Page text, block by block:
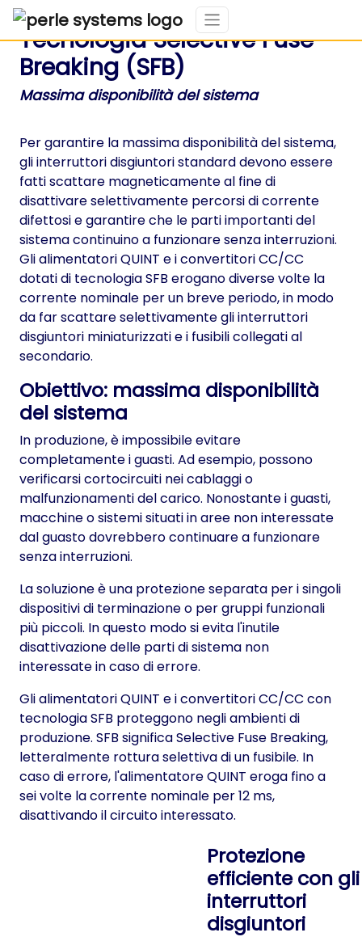
Tecnologia Selective Fuse
Breaking (SFB)
Massima disponibilità del sistema
Per garantire la massima disponibilità del sistema,
gli interruttori disgiuntori standard devono essere
fatti scattare magneticamente al fine di
disattivare selettivamente percorsi di corrente
difettosi e garantire che le parti importanti del
sistema continuino a funzionare senza interruzioni.
Gli alimentatori QUINT e i convertitori CC/CC
dotati di tecnologia SFB erogano diverse volte la
corrente nominale per un breve periodo, in modo
da far scattare selettivamente gli interruttori
disgiuntori miniaturizzati e i fusibili collegati al
secondario.
Obiettivo: massima disponibilità
del sistema
In produzione, è impossibile evitare
completamente i guasti. Ad esempio, possono
verificarsi cortocircuiti nei cablaggi o
malfunzionamenti del carico. Nonostante i guasti,
macchine o sistemi situati in aree non interessate
dal guasto dovrebbero continuare a funzionare
senza interruzioni.
La soluzione è una protezione separata per i singoli
dispositivi di terminazione o per gruppi funzionali
più piccoli. In questo modo si evita l'inutile
disattivazione delle parti di sistema non
interessate in caso di errore.
Gli alimentatori QUINT e i convertitori CC/CC con
tecnologia SFB proteggono negli ambienti di
produzione. SFB significa Selective Fuse Breaking,
letteralmente rottura selettiva di un fusibile. In
caso di errore, l'alimentatore QUINT eroga fino a
sei volte la corrente nominale per 12 ms,
disattivando il circuito interessato.
Protezione
efficiente con gli
interruttori
disgiuntori